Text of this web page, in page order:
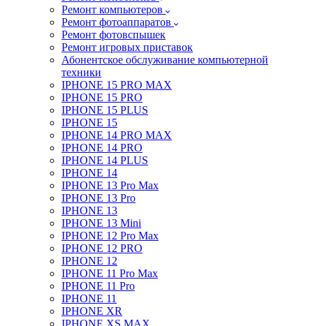
Ремонт компьютеров
Ремонт фотоаппаратов
Ремонт фотовспышек
Ремонт игровых приставок
Абонентское обслуживание компьютерной
техники
IPHONE 15 PRO MAX
IPHONE 15 PRO
IPHONE 15 PLUS
IPHONE 15
IPHONE 14 PRO MAX
IPHONE 14 PRO
IPHONE 14 PLUS
IPHONE 14
IPHONE 13 Pro Max
IPHONE 13 Pro
IPHONE 13
IPHONE 13 Mini
IPHONE 12 Pro Max
IPHONE 12 PRO
IPHONE 12
IPHONE 11 Pro Max
IPHONE 11 Pro
IPHONE 11
IPHONE XR
IPHONE XS MAX